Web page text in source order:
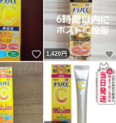
いいね！
1,420円